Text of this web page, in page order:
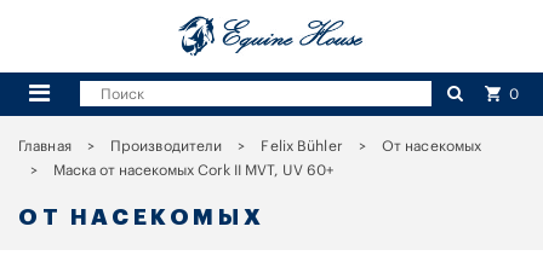
0
Главная Производители Felix Bühler
От насекомых
Маска от насекомых Cork II MVT, UV 60+
ОТ НАСЕКОМЫХ